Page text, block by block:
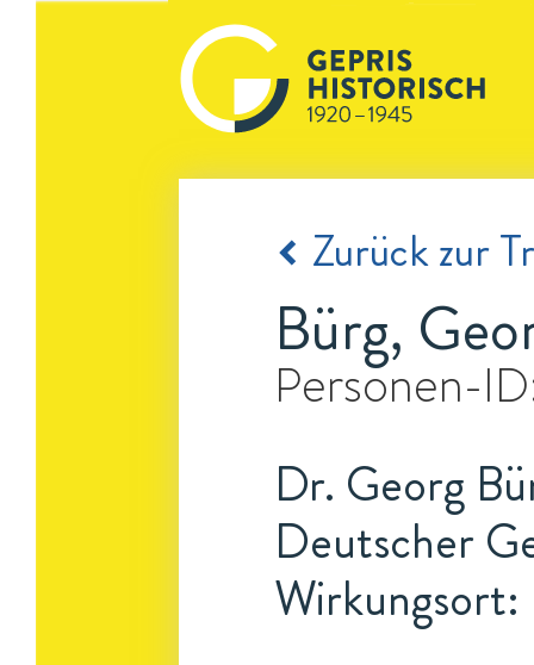
Zurück zur
Bürg,
Personen-
Dr. Georg
Deutscher
Wirkungsort: